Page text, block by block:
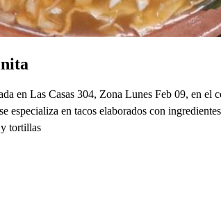
en Las Casas 304, Zona Lunes Feb 09, en el
especializa en tacos elaborados con
y tortillas